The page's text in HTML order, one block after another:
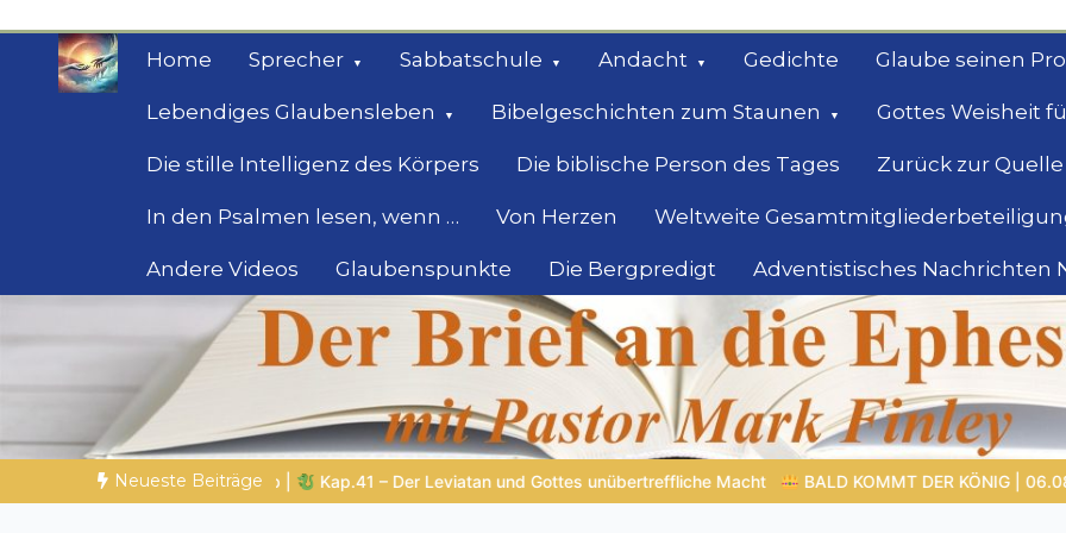
springen
Home Sprecher Sabbatschule Andacht Gedichte Glaube seinen
Lebendiges Glaubensleben Bibelgeschichten zum Staunen Gottes Weisheit
Die stille Intelligenz des Körpers Die biblische Person des Tages Zurück zur
In den Psalmen lesen, wenn … Von Herzen Weltweite
Andere Videos Glaubenspunkte Die Bergpredigt Adventistisches Nachrichten
Geheimnisse der Bibel
Biblische Einsichten für Menschen auf der Suche
Neueste Beiträge
Leviatan und Gottes unübertreffliche Macht BALD KOMMT DER KÖNIG | 06.08.2026 | Gebet formt den Charakter: Das